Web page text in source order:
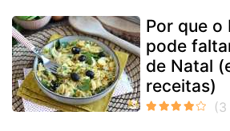
Por que o
pode
de Natal
receitas)